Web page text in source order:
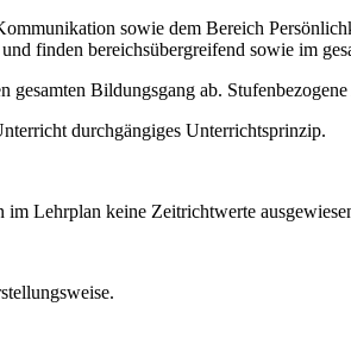
sowie dem Bereich
finden bereichsübergreifend sowie im
Bildungsgang ab.
durchgängiges Unterrichtsprinzip.
Lehrplan keine Zeitrichtwerte